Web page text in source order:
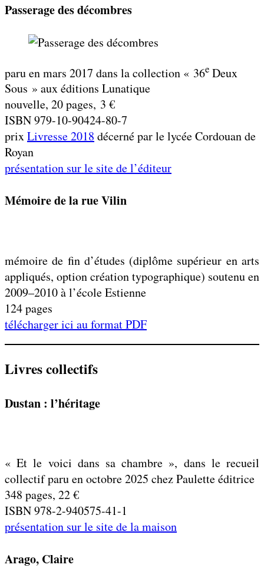
Passerage des décombres
paru en mars 2017 dans la collection « 36e Deux
Sous » aux éditions Lunatique
nouvelle, 20 pages, 3 €
ISBN 979-10-90424-80-7
prixLivresse 2018 décerné par le lycée Cordouan de
Royan
présentation sur le site de l’éditeur
Mémoire de la rue Vilin
mémoire de fin d’études (diplôme supérieur en arts
appliqués, option création typographique) soutenu en
2009–2010 à l’école Estienne
124 pages
télécharger ici au format PDF
Livres collectifs
Dustan : l’héritage
« Et le voici dans sa chambre », dans le recueil
collectif paru en octobre 2025 chez Paulette éditrice
348 pages, 22 €
ISBN 978-2-940575-41-1
présentation sur le site de la maison
Arago, Claire